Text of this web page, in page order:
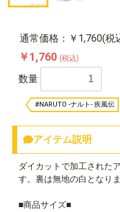
通常価格：￥1,760(税
￥1,760 (税込)
数量
#NARUTO -ナルト- 疾風伝
アイテム説明
ダイカットで加工された
す。裏は無地の白となりま
■商品サイズ■